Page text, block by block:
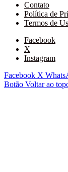
Contato
Política de
Termos de
Facebook
X
Instagram
Facebook X
Botão Voltar ao